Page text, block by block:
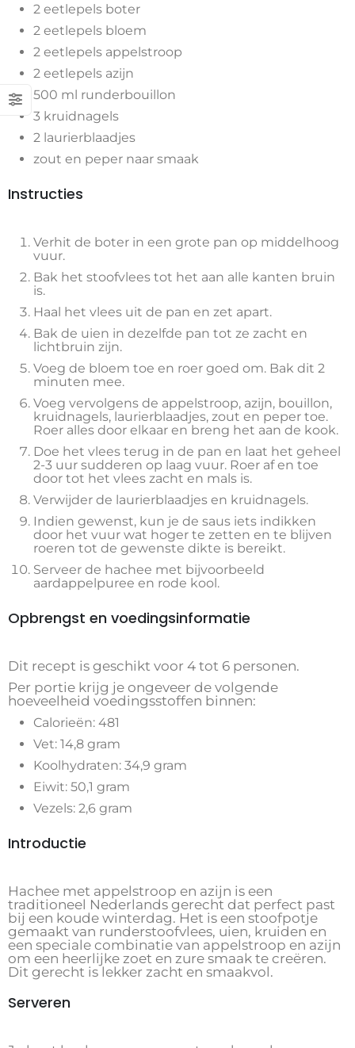
2 eetlepels boter
2 eetlepels bloem
2 eetlepels appelstroop
2 eetlepels azijn
500 ml runderbouillon
3 kruidnagels
2 laurierblaadjes
zout en peper naar smaak
Instructies
Verhit de boter in een grote pan op middelhoog
vuur.
Bak het stoofvlees tot het aan alle kanten bruin
is.
Haal het vlees uit de pan en zet apart.
Bak de uien in dezelfde pan tot ze zacht en
lichtbruin zijn.
Voeg de bloem toe en roer goed om. Bak dit 2
minuten mee.
Voeg vervolgens de appelstroop, azijn, bouillon,
kruidnagels, laurierblaadjes, zout en peper toe.
Roer alles door elkaar en breng het aan de kook.
Doe het vlees terug in de pan en laat het geheel
2-3 uur sudderen op laag vuur. Roer af en toe
door tot het vlees zacht en mals is.
Verwijder de laurierblaadjes en kruidnagels.
Indien gewenst, kun je de saus iets indikken
door het vuur wat hoger te zetten en te blijven
roeren tot de gewenste dikte is bereikt.
Serveer de hachee met bijvoorbeeld
aardappelpuree en rode kool.
Opbrengst en voedingsinformatie
Dit recept is geschikt voor 4 tot 6 personen.
Per portie krijg je ongeveer de volgende
hoeveelheid voedingsstoffen binnen:
Calorieën: 481
Vet: 14,8 gram
Koolhydraten: 34,9 gram
Eiwit: 50,1 gram
Vezels: 2,6 gram
Introductie
Hachee met appelstroop en azijn is een
traditioneel Nederlands gerecht dat perfect past
bij een koude winterdag. Het is een stoofpotje
gemaakt van runderstoofvlees, uien, kruiden en
een speciale combinatie van appelstroop en azijn
om een ​​heerlijke zoet en zure smaak te creëren.
Dit gerecht is lekker zacht en smaakvol.
Serveren